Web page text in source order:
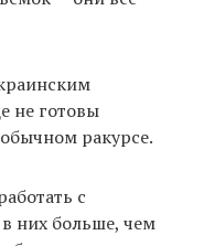
не готовы
ракурсе.
с
них больше, чем